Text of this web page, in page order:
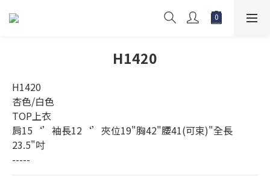
H1420
H1420
杏色/白色
TOP上衣
肩15‘’袖長12‘’夾位19"胸42"腰41(可束)"全長
23.5"吋
-----